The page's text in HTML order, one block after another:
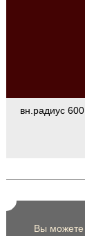
вн.радиус
Вы можете